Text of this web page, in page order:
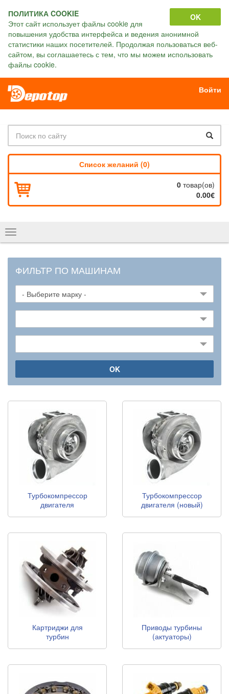
OK
ПОЛИТИКА COOKIE
Этот сайт использует файлы cookie для
повышения удобства интерфейса и ведения анонимной
статистики наших посетителей. Продолжая пользоваться веб-
сайтом, вы соглашаетесь с тем, что мы можем использовать
файлы cookie.
Войти
Список желаний (0)
0 товар(ов)
0.00€
Показать
навигацию
ФИЛЬТР ПО МАШИНАМ
OK
Турбокомпрессор
двигателя
Турбокомпрессор
двигателя (новый)
Картриджи для
турбин
Приводы турбины
(актуаторы)